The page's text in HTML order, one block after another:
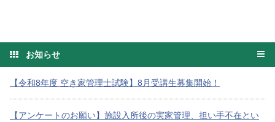
お知らせ
【令和8年度 空き家管理士試験】8月受講生募集開始！
【アンケートのお願い】施設入所後の実家管理、担い手不在とい